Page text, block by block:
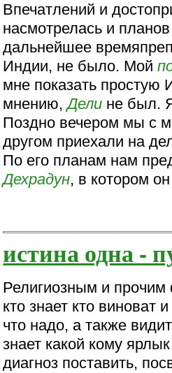
Впечатлений и
насмотрелась и
дальнейшее
Индии, не было. Мой
мне показать простую
мнению,Дели не был.
Поздно вечером мы с
другом приехали на
По его планам нам
Дехрадун, в котором
истина одна -
Религиозным и
кто знает кто виноват
что надо, а также
знает какой кому
диагноз поставить,